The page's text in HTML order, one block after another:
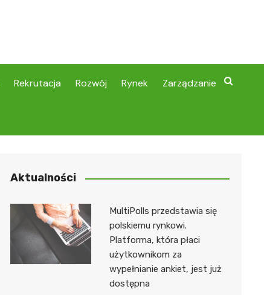
Rekrutacja Rozwój Rynek Zarządzanie
Aktualności
MultiPolls przedstawia się
polskiemu rynkowi.
Platforma, która płaci
użytkownikom za
wypełnianie ankiet, jest już
dostępna